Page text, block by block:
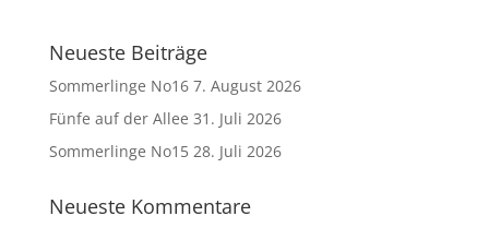
Neueste Beiträge
Sommerlinge No16 7. August 2026
Fünfe auf der Allee 31. Juli 2026
Sommerlinge No15 28. Juli 2026
Neueste Kommentare